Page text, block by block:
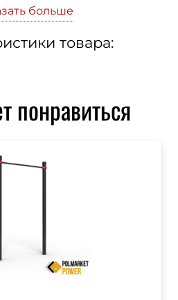
6400*6400 мм.
больше
товара:
понравиться